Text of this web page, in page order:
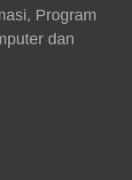
Program
dan